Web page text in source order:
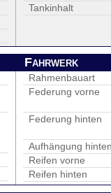
Tankinhalt
Fahrwerk
Rahmenbauart
Federung vorne
Federung hinten
Aufhängung hinten
Reifen vorne
Reifen hinten